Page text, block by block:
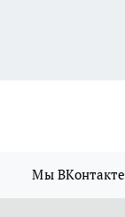
Мы ВКонтакте